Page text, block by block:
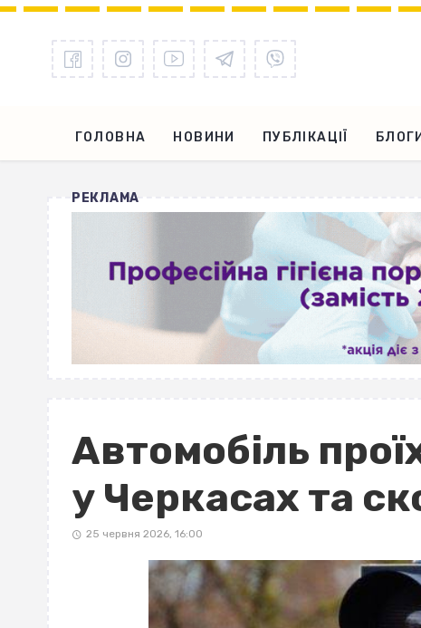
ГОЛОВНА НОВИНИ ПУБЛІКАЦІЇ БЛОГИ
РЕКЛАМА
Автомобіль
у Черкасах та
25 червня 2026, 16:00